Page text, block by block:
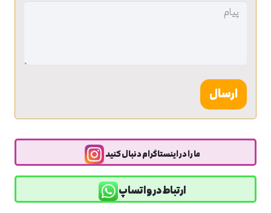
بدون
ما را در اینستاگرام دنبال کنید
ارتباط در واتساپ